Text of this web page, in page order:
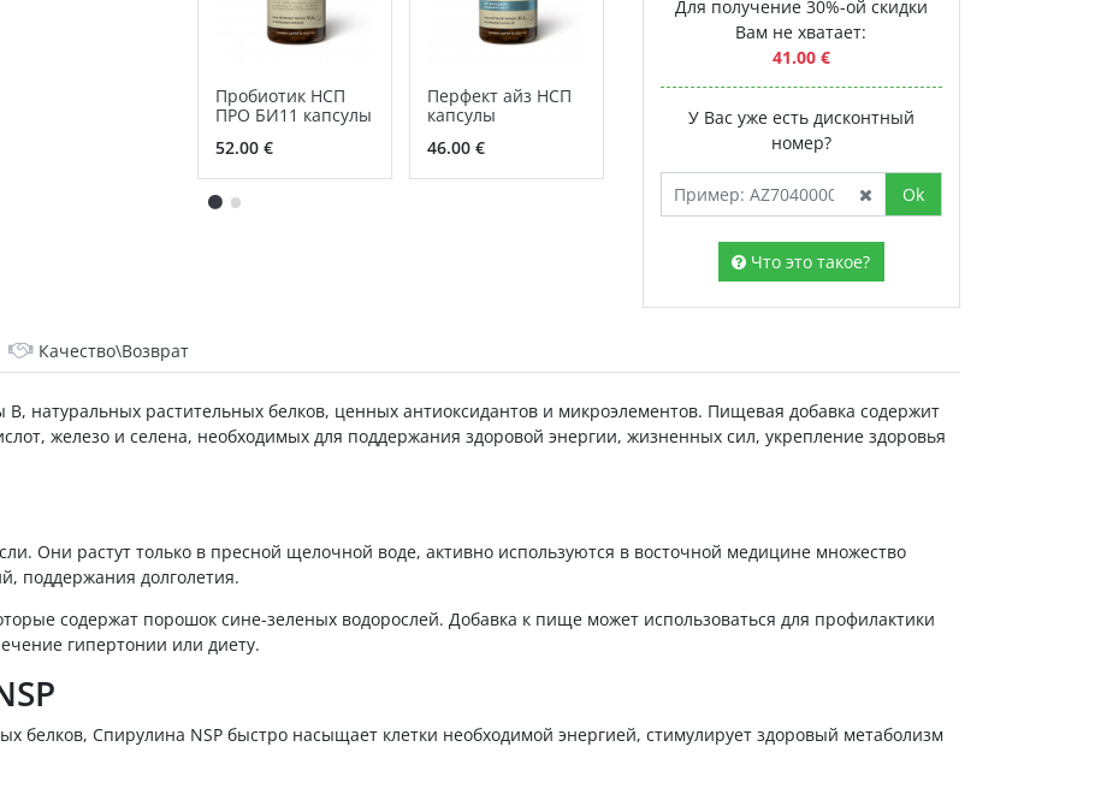
Для получение 30%-ой скидки
Вам не хватает:
41.00 €
У Вас уже есть дисконтный
номер?
Ok
Что это такое?
Пробиотик НСП
ПРО БИ11 капсулы
52.00 €
Перфект айз НСП
капсулы
46.00 €
Локло НСП -
порошок для
приготовления
Качество\Возврат
натуральных растительных белков, ценных антиоксидантов и микроэлементов. Пищевая добавка содержит
железо и селена, необходимых для поддержания здоровой энергии, жизненных сил, укрепление здоровья
Они растут только в пресной щелочной воде, активно используются в восточной медицине множество
поддержания долголетия.
содержат порошок сине-зеленых водорослей. Добавка к пище может использоваться для профилактики
гипертонии или диету.
белков, Спирулина NSP быстро насыщает клетки необходимой энергией, стимулирует здоровый метаболизм